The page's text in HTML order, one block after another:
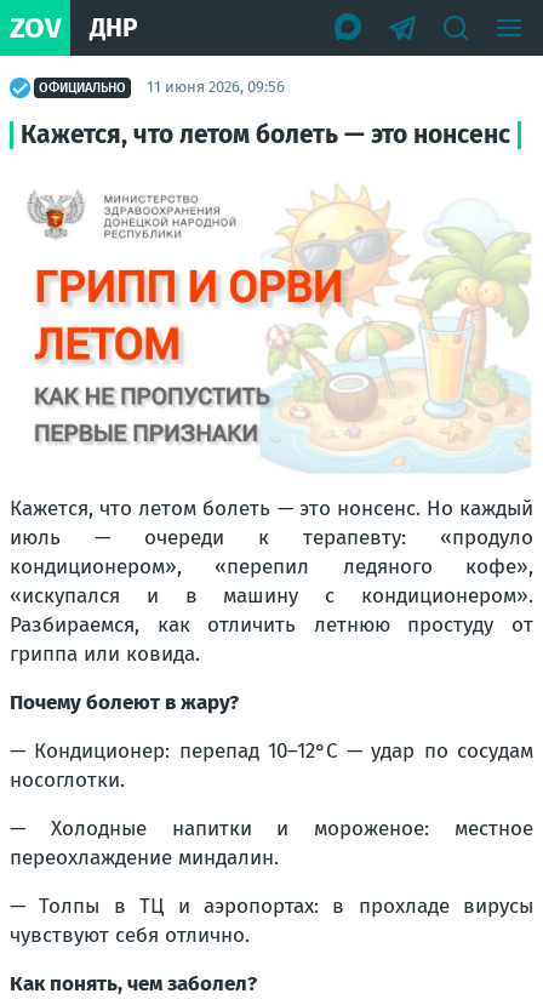
ZOV ДНР
ОФИЦИАЛЬНО 11 июня 2026, 09:56
Кажется, что летом болеть — это нонсенс
Кажется, что летом болеть — это нонсенс. Но каждый
июль — очереди к терапевту: «продуло
кондиционером», «перепил ледяного кофе»,
«искупался и в машину с кондиционером».
Разбираемся, как отличить летнюю простуду от
гриппа или ковида.
Почему болеют в жару?
— Кондиционер: перепад 10–12°C — удар по сосудам
носоглотки.
— Холодные напитки и мороженое: местное
переохлаждение миндалин.
— Толпы в ТЦ и аэропортах: в прохладе вирусы
чувствуют себя отлично.
Как понять, чем заболел?